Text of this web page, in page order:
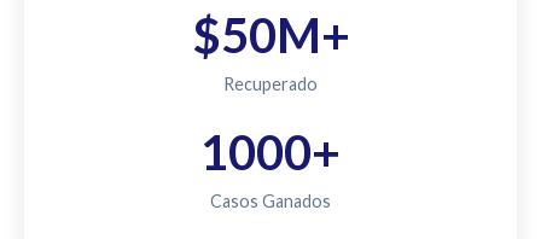
$50M+
Recuperado
1000+
Casos Ganados